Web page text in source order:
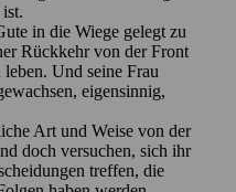
in die Wiege gelegt zu
Rückkehr von der Front
Und seine Frau
eigensinnig,
Art und Weise von der
doch versuchen, sich ihr
treffen, die